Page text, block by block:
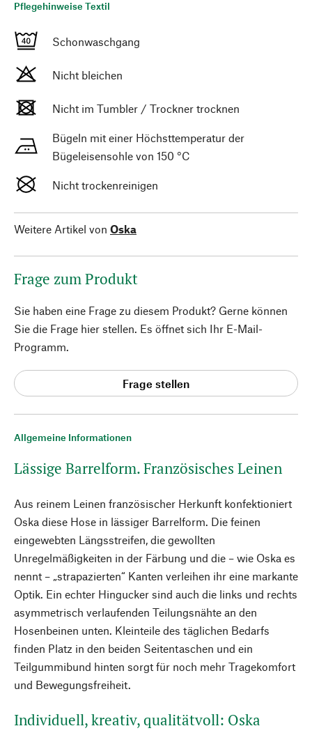
Allgemeine Informationen
Lässige Barrelform. Französisches Leinen
Aus reinem Leinen französischer Herkunft konfektioniert
Oska diese Hose in lässiger Barrelform. Die feinen
eingewebten Längsstreifen, die gewollten
Unregelmäßigkeiten in der Färbung und die – wie Oska es
nennt – „strapazierten“ Kanten verleihen ihr eine markante
Optik. Ein echter Hingucker sind auch die links und rechts
asymmetrisch verlaufenden Teilungsnähte an den
Hosenbeinen unten. Kleinteile des täglichen Bedarfs
finden Platz in den beiden Seitentaschen und ein
Teilgummibund hinten sorgt für noch mehr Tragekomfort
und Bewegungsfreiheit.
Individuell, kreativ, qualitätvoll: Oska
Pflegehinweise Textil
Schonwaschgang
Nicht bleichen
Nicht im Tumbler / Trockner trocknen
Bügeln mit einer Höchsttemperatur der
Bügeleisensohle von 150 °C
Nicht trockenreinigen
Weitere Artikel von Oska
Frage zum Produkt
Sie haben eine Frage zu diesem Produkt? Gerne können
Sie die Frage hier stellen. Es öffnet sich Ihr E-Mail-
Programm.
Frage stellen